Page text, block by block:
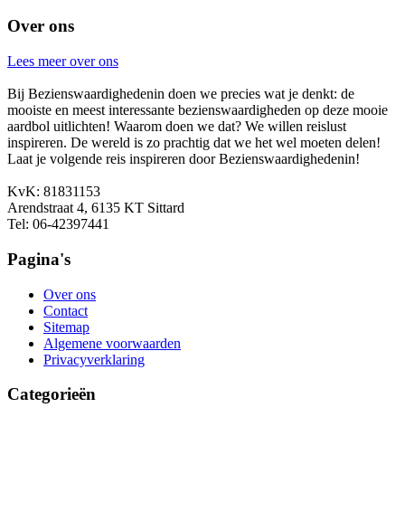
Over ons
Lees meer over ons
Bij Bezienswaardighedenin doen we precies wat je denkt: de
mooiste en meest interessante bezienswaardigheden op deze mooie
aardbol uitlichten! Waarom doen we dat? We willen reislust
inspireren. De wereld is zo prachtig dat we het wel moeten delen!
Laat je volgende reis inspireren door Bezienswaardighedenin!
KvK: 81831153
Arendstraat 4, 6135 KT Sittard
Tel: 06-42397441
Pagina's
Over ons
Contact
Sitemap
Algemene voorwaarden
Privacyverklaring
Categorieën